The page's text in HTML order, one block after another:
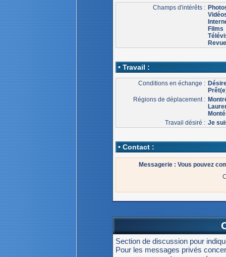
Champs d'intérêts :
Films
• Travail :
Conditions en échange :
Régions de déplacement :
Travail désiré : Je
• Contact :
Messagerie : Vous pouvez
Section de discussion pour
Pour les messages privés